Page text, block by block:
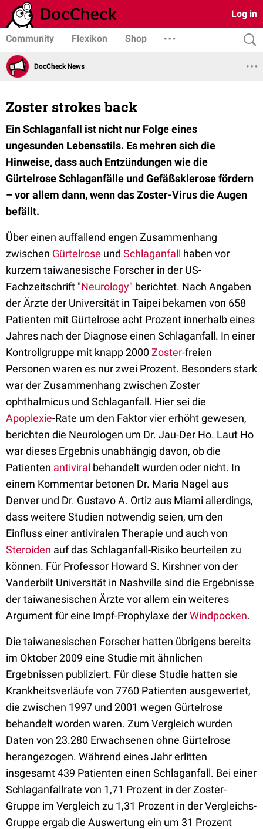
Log in
Community Flexikon Shop
DocCheck News
Zoster strokes back
Ein Schlaganfall ist nicht nur Folge eines
ungesunden Lebensstils. Es mehren sich die
Hinweise, dass auch Entzündungen wie die
Gürtelrose Schlaganfälle und Gefäßsklerose fördern
– vor allem dann, wenn das Zoster-Virus die Augen
befällt.
Über einen auffallend engen Zusammenhang
zwischen Gürtelrose und Schlaganfall haben vor
kurzem taiwanesische Forscher in der US-
Fachzeitschrift "Neurology" berichtet. Nach Angaben
der Ärzte der Universität in Taipei bekamen von 658
Patienten mit Gürtelrose acht Prozent innerhalb eines
Jahres nach der Diagnose einen Schlaganfall. In einer
Kontrollgruppe mit knapp 2000Zoster-freien
Personen waren es nur zwei Prozent. Besonders stark
war der Zusammenhang zwischen Zoster
ophthalmicus und Schlaganfall. Hier sei die
Apoplexie-Rate um den Faktor vier erhöht gewesen,
berichten die Neurologen um Dr. Jau-Der Ho. Laut Ho
war dieses Ergebnis unabhängig davon, ob die
Patienten antiviral behandelt wurden oder nicht. In
einem Kommentar betonen Dr. Maria Nagel aus
Denver und Dr. Gustavo A. Ortiz aus Miami allerdings,
dass weitere Studien notwendig seien, um den
Einfluss einer antiviralen Therapie und auch von
Steroiden auf das Schlaganfall-Risiko beurteilen zu
können. Für Professor Howard S. Kirshner von der
Vanderbilt Universität in Nashville sind die Ergebnisse
der taiwanesischen Ärzte vor allem ein weiteres
Argument für eine Impf-Prophylaxe derWindpocken.
Die taiwanesischen Forscher hatten übrigens bereits
im Oktober 2009 eine Studie mit ähnlichen
Ergebnissen publiziert. Für diese Studie hatten sie
Krankheitsverläufe von 7760 Patienten ausgewertet,
die zwischen 1997 und 2001 wegen Gürtelrose
behandelt worden waren. Zum Vergleich wurden
Daten von 23.280 Erwachsenen ohne Gürtelrose
herangezogen. Während eines Jahr erlitten
insgesamt 439 Patienten einen Schlaganfall. Bei einer
Schlaganfallrate von 1,71 Prozent in der Zoster-
Gruppe im Vergleich zu 1,31 Prozent in der Vergleichs-
Gruppe ergab die Auswertung ein um 31 Prozent